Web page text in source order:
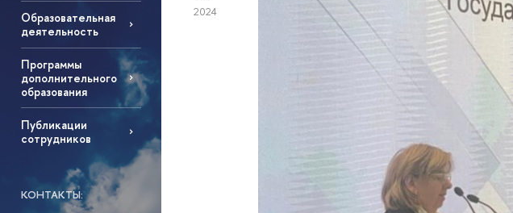
Образовательная
деятельность
Программы
дополнительного
образования
Публикации
сотрудников
КОНТАКТЫ:
2024